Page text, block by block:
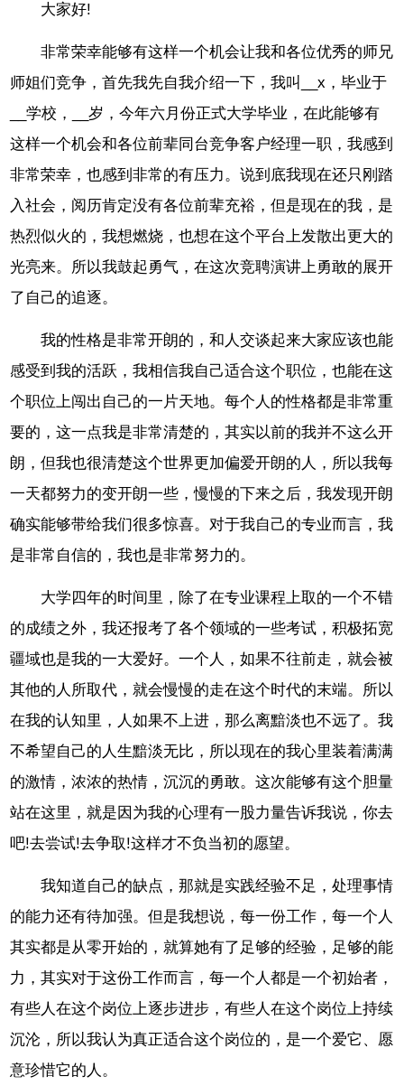
大家好!
非常荣幸能够有这样一个机会让我和各位优秀的师兄
师姐们竞争，首先我先自我介绍一下，我叫__x，毕业于
__学校，__岁，今年六月份正式大学毕业，在此能够有
这样一个机会和各位前辈同台竞争客户经理一职，我感到
非常荣幸，也感到非常的有压力。说到底我现在还只刚踏
入社会，阅历肯定没有各位前辈充裕，但是现在的我，是
热烈似火的，我想燃烧，也想在这个平台上发散出更大的
光亮来。所以我鼓起勇气，在这次竞聘演讲上勇敢的展开
了自己的追逐。
我的性格是非常开朗的，和人交谈起来大家应该也能
感受到我的活跃，我相信我自己适合这个职位，也能在这
个职位上闯出自己的一片天地。每个人的性格都是非常重
要的，这一点我是非常清楚的，其实以前的我并不这么开
朗，但我也很清楚这个世界更加偏爱开朗的人，所以我每
一天都努力的变开朗一些，慢慢的下来之后，我发现开朗
确实能够带给我们很多惊喜。对于我自己的专业而言，我
是非常自信的，我也是非常努力的。
大学四年的时间里，除了在专业课程上取的一个不错
的成绩之外，我还报考了各个领域的一些考试，积极拓宽
疆域也是我的一大爱好。一个人，如果不往前走，就会被
其他的人所取代，就会慢慢的走在这个时代的末端。所以
在我的认知里，人如果不上进，那么离黯淡也不远了。我
不希望自己的人生黯淡无比，所以现在的我心里装着满满
的激情，浓浓的热情，沉沉的勇敢。这次能够有这个胆量
站在这里，就是因为我的心理有一股力量告诉我说，你去
吧!去尝试!去争取!这样才不负当初的愿望。
我知道自己的缺点，那就是实践经验不足，处理事情
的能力还有待加强。但是我想说，每一份工作，每一个人
其实都是从零开始的，就算她有了足够的经验，足够的能
力，其实对于这份工作而言，每一个人都是一个初始者，
有些人在这个岗位上逐步进步，有些人在这个岗位上持续
沉沦，所以我认为真正适合这个岗位的，是一个爱它、愿
意珍惜它的人。